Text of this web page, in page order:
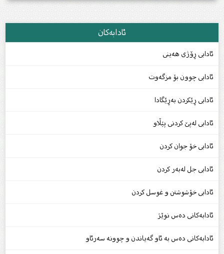
ئادابەکان
ئادابی ڕۆژی هەینی
ئادابی چوون بۆ مزگەوت
ئادابی ڕێکردن بەڕێگادا
ئادابی لەپێ کردنی پێڵاو
ئادابی خۆ جوان کردن
ئادابی جل لەبەر کردن
ئادابی خۆشوشتن و غوسل کردن
ئادابەکانی دەس نوێژ
ئادابەکانی دەس بە ئاو گەیاندن و چوونە سەرئاو